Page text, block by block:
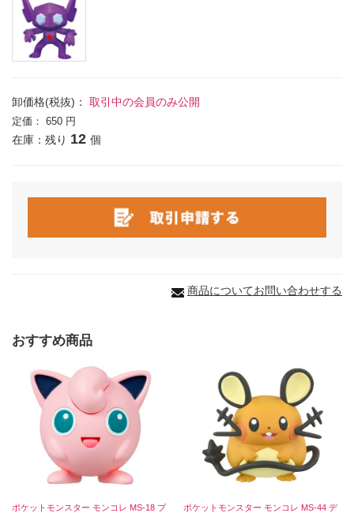
卸価格(税抜)： 取引中の会員のみ公開
定価： 650 円
在庫：残り 12 個
商品についてお問い合わせする
おすすめ商品
ポケットモンスター モンコレ MS-18 プ
ポケットモンスター モンコレ MS-44 デ